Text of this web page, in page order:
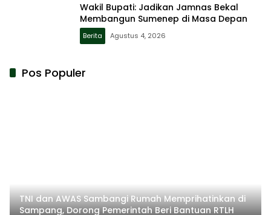
Wakil Bupati: Jadikan Jamnas Bekal
Membangun Sumenep di Masa Depan
Berita Agustus 4, 2026
Pos Populer
TNI dan AWAS Sambangi Rumah Memprihatinkan di
Sampang, Dorong Pemerintah Beri Bantuan RTLH